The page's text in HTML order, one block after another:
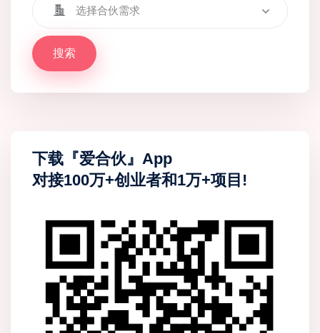
选择合伙需求
搜索
下载『爱合伙』App
对接100万+创业者和1万+项目!